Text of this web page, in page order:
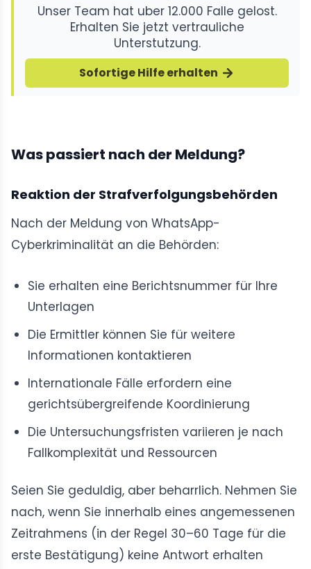
Unser Team hat uber 12.000 Falle gelost.
Erhalten Sie jetzt vertrauliche
Unterstutzung.
Sofortige Hilfe erhalten
Was passiert nach der Meldung?
Reaktion der Strafverfolgungsbehörden
Nach der Meldung von WhatsApp-
Cyberkriminalität an die Behörden:
Sie erhalten eine Berichtsnummer für Ihre
Unterlagen
Die Ermittler können Sie für weitere
Informationen kontaktieren
Internationale Fälle erfordern eine
gerichtsübergreifende Koordinierung
Die Untersuchungsfristen variieren je nach
Fallkomplexität und Ressourcen
Seien Sie geduldig, aber beharrlich. Nehmen Sie
nach, wenn Sie innerhalb eines angemessenen
Zeitrahmens (in der Regel 30–60 Tage für die
erste Bestätigung) keine Antwort erhalten